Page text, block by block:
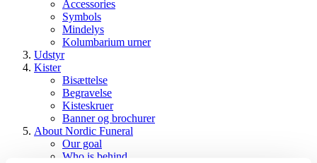
Accessories
Symbols
Mindelys
Kolumbarium urner
Udstyr
Kister
Bisættelse
Begravelse
Kisteskruer
Banner og brochurer
About Nordic Funeral
Our goal
Who is behind